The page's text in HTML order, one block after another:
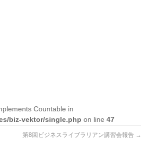
Countable in
biz-vektor/single.php on line 47
第8回ビジネスライブラリアン講習会報告 →